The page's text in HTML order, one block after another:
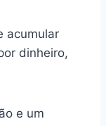
acumular
dinheiro,
e um